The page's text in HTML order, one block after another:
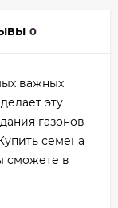
0
важных
эту
газонов
семена
сможете в